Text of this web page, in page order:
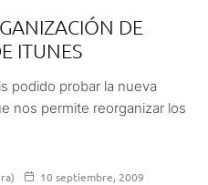
DE
ITUNES
podido probar la nueva
nos permite reorganizar los
10 septiembre, 2009